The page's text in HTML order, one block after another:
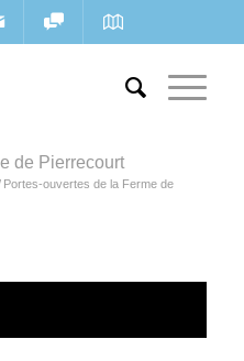
de Pierrecourt
Portes-ouvertes de la Ferme de